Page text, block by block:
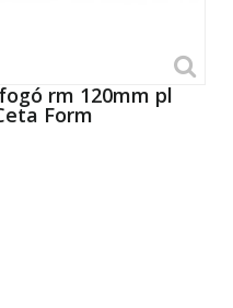
rm 120mm pl
Form